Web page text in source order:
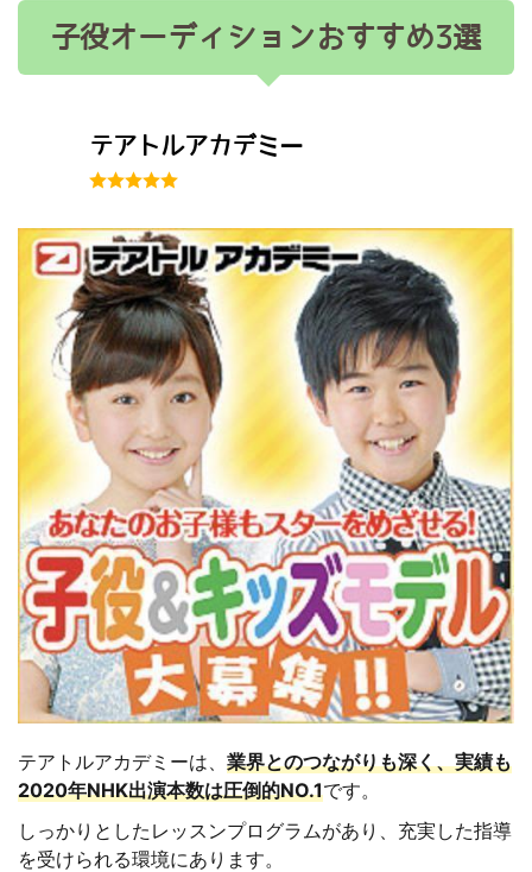
子役オーディションおすすめ3選
テアトルアカデミー
テアトルアカデミーは、 業界とのつながりも深く、実績も
2020年NHK出演本数は圧倒的NO.1です。
しっかりとしたレッスンプログラムがあり、充実した指導
を受けられる環境にあります。